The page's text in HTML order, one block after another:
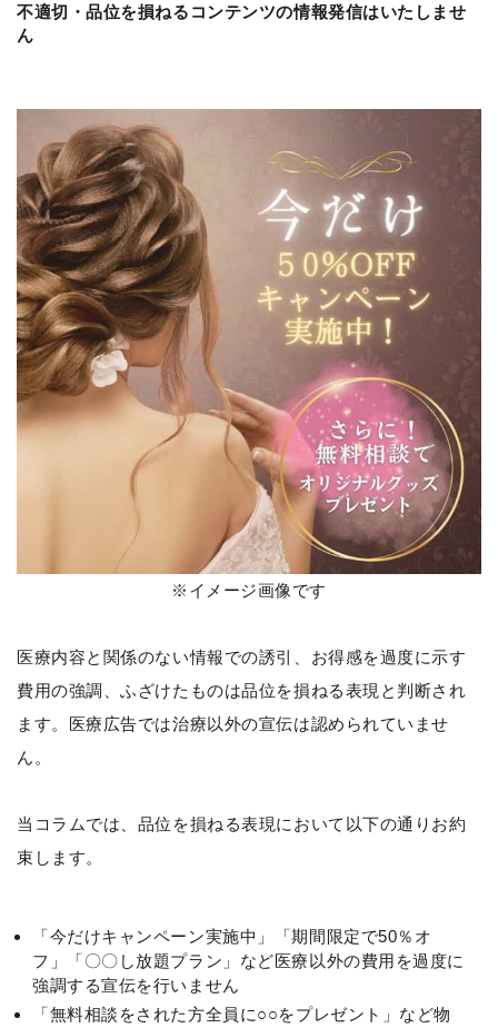
不適切・品位を損ねるコンテンツの情報発信はいたしませ
ん
※イメージ画像です
医療内容と関係のない情報での誘引、お得感を過度に示す
費用の強調、ふざけたものは品位を損ねる表現と判断され
ます。医療広告では治療以外の宣伝は認められていませ
ん。
当コラムでは、品位を損ねる表現において以下の通りお約
束します。
「今だけキャンペーン実施中」「期間限定で50％オ
フ」「〇〇し放題プラン」など医療以外の費用を過度に
強調する宣伝を行いません
「無料相談をされた方全員に○○をプレゼント」など物